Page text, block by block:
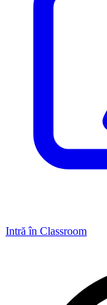
Intră în Classroom